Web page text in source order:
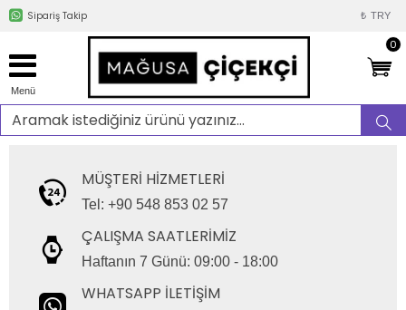
Sipariş Takip ₺ TRY
Menü
0
MÜŞTERI HIZMETLERI
Tel: +90 548 853 02 57
ÇALIŞMA SAATLERIMIZ
Haftanın 7 Günü: 09:00 - 18:00
WHATSAPP İLETIŞIM